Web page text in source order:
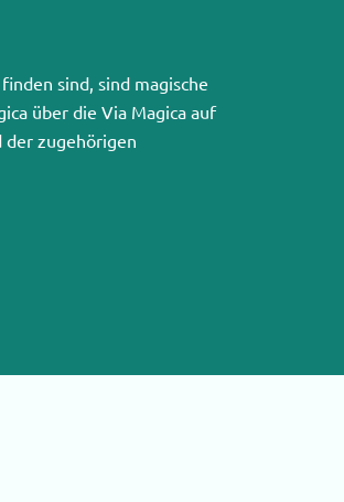
sind, sind magische
über die Via Magica auf
der zugehörigen